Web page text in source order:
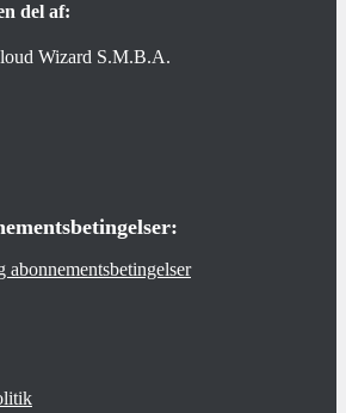
del af:
Wizard S.M.B.A.